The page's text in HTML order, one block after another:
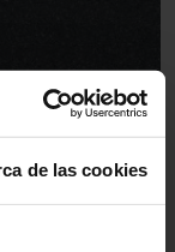
de las cookies